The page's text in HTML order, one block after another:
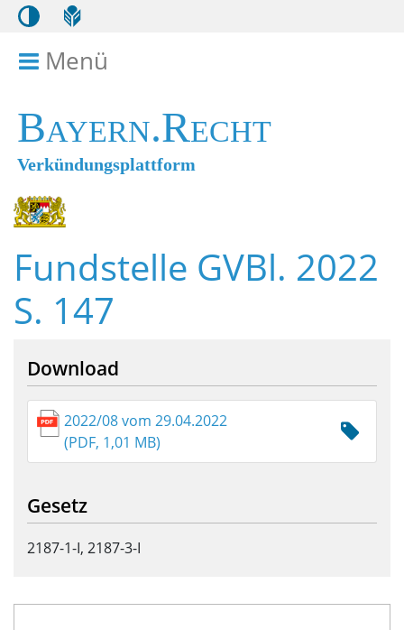
Menü
Bayern.Recht
Verkündungsplattform
Fundstelle GVBl. 2022
S. 147
Download
2022/08 vom 29.04.2022
(PDF, 1,01 MB)
Gesetz
2187-1-I, 2187-3-I